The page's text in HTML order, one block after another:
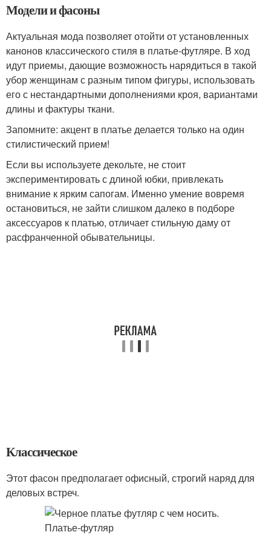
Модели и фасоны
Актуальная мода позволяет отойти от установленных
канонов классического стиля в платье-футляре. В ход
идут приемы, дающие возможность нарядиться в такой
убор женщинам с разным типом фигуры, использовать
его с нестандартными дополнениями кроя, вариантами
длины и фактуры ткани.
Запомните: акцент в платье делается только на один
стилистический прием!
Если вы используете декольте, не стоит
экспериментировать с длиной юбки, привлекать
внимание к ярким сапогам. Именно умение вовремя
остановиться, не зайти слишком далеко в подборе
аксессуаров к платью, отличает стильную даму от
расфранченной обывательницы.
Классическое
Этот фасон предполагает офисный, строгий наряд для
деловых встреч.